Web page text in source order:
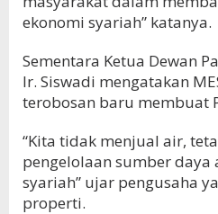
ekonomi syariah” katanya.
Sementara Ketua Dewan
Ir. Siswadi mengatakan
terobosan baru membuat
“Kita tidak menjual air,
pengelolaan sumber
syariah” ujar pengusaha
properti.